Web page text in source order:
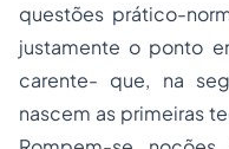
questões prático-
justamente o ponto
carente- que, na
nascem as primeiras